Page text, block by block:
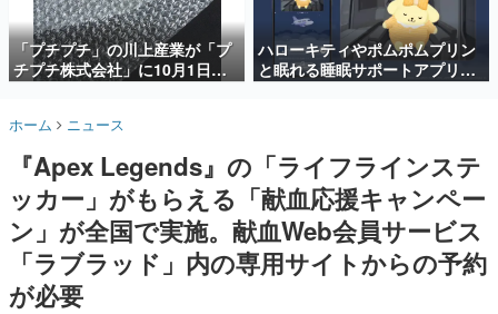
新世代に訊く
これからのデジタルゲーム市場を担う若きクリエイター達
の姿を追い、彼らのルーツと情熱を探っていきます。
ゲームに多大な影響を受けた作家さんに取材し、ゲームが
日本のコンテンツ産業やカルチャーに与えた影響を探る企
画です。
日本モバイルゲーム産業史
日本のモバイルゲーム史における主要なトピック・タイト
ルを網羅するほか、開発者へのインタビューや識者による
解説を掲載。約20年の歴史が一望できる決定版！
「プチプチ」の川上産業が「プ
チプチ株式会社」に10月1日よ
り社名変更へ。創業58年で初め
なじみの緩衝材が会社の名前に
ハローキティやポムポムプリン
と眠れる睡眠サポートアプリ
『ゆめたび』が配信中。キャラ
ホーム ニュース
『Apex Legends』の「ライフラインステ
ッカー」がもらえる「献血応援キャンペー
ン」が全国で実施。献血Web会員サービス
「ラブラッド」内の専用サイトからの予約
が必要